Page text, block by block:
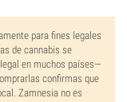
para fines legales
de cannabis se
en muchos países—
confirmas que
Zamnesia no es